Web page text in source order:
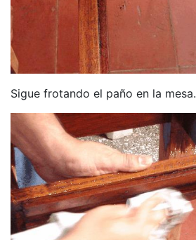
Sigue frotando el paño en la mesa.